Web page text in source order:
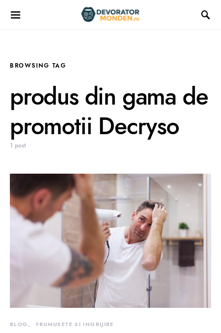
BROWSING TAG
produs din gama de
promotii Decryso
1 post
BLOG FRUMUSETE SI INGRIJIRE